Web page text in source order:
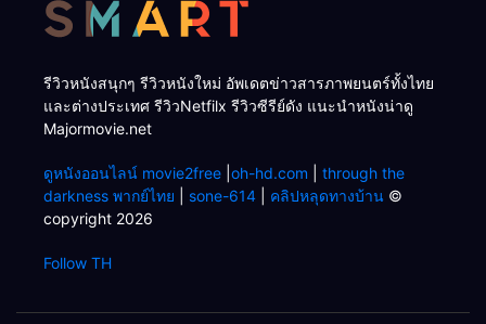
รีวิวหนังสนุกๆ รีวิวหนังใหม่ อัพเดตข่าวสารภาพยนตร์ทั้งไทย
และต่างประเทศ รีวิวNetfilx รีวิวซีรีย์ดัง แนะนำหนังน่าดู
Majormovie.net
ดูหนังออนไลน์ movie2free oh-hd.com
through the
darkness พากย์ไทย
sone-614 คลิปหลุดทางบ้าน ©
copyright 2026
Follow TH